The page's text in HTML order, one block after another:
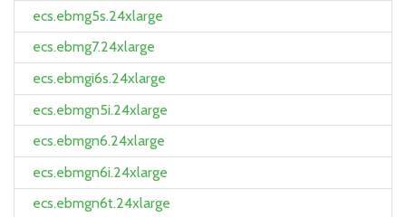
ecs.ebmg5s.24xlarge
ecs.ebmg7.24xlarge
ecs.ebmgi6s.24xlarge
ecs.ebmgn5i.24xlarge
ecs.ebmgn6.24xlarge
ecs.ebmgn6i.24xlarge
ecs.ebmgn6t.24xlarge